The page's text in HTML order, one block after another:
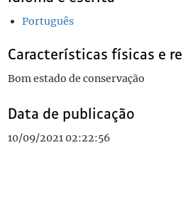
Português
Características físicas e
Bom estado de conservação
Data de publicação
10/09/2021 02:22:56